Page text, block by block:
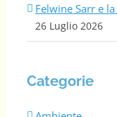
Felwine Sarr e
26 Luglio 2026
Categorie